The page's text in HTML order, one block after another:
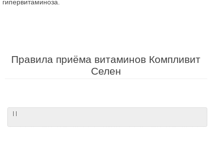
гипервитаминоза.
Правила приёма витаминов Компливит
Селен
| |